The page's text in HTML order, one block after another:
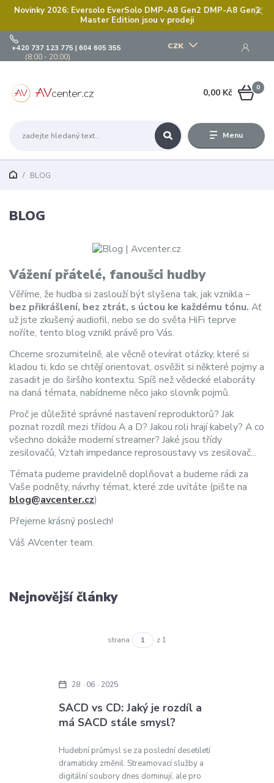
Novinky 2026: Eversolo EverSolo DMP-A8 Gen2 DMP-A8 Gen2
Master Edition jsou v prodeji
Menu
CZK
+420 737 123 775 | 604 605 355
(8:00 - 20:00)
0
0,00 Kč
BLOG
BLOG
Vážení přátelé, fanoušci hudby
Věříme, že hudba si zaslouží být slyšena tak, jak vznikla –
bez přikrášlení, bez ztrát, s úctou ke každému tónu. Ať
už jste zkušený audiofil, nebo se do světa HiFi teprve
noříte, tento blog vznikl právě pro Vás.
Chceme srozumitelně, ale věcně otevírat otázky, které si
kladou ti, kdo se chtějí orientovat, osvěžit si některé pojmy a
zasadit je do širšího kontextu. Spíš než vědecké elaboráty
na daná témata, nabídneme něco jako slovník pojmů.
Proč je důležité správné nastavení reproduktorů? Jak
poznat rozdíl mezi třídou A a D? Jakou roli hrají kabely? A co
všechno dokáže moderní streamer? Jaké jsou třídy
zesilovačů, Vztah impedance reprosoustavy vs zesilovač...
Témata pudeme pravidelně doplňovat a budeme rádi za
Vaše podněty, návrhy témat, které zde uvítáte (pište na
blog@avcenter.cz)
Přejeme krásný poslech!
Váš AVcenter team.
Nejnovější články
strana z 1
SACD vs CD: Jaký je rozdíl a
má SACD stále smysl?
28 06 2025
Hudební průmysl se za poslední desetiletí
dramaticky změnil. Streamovací služby a
digitální soubory dnes dominují, ale pro